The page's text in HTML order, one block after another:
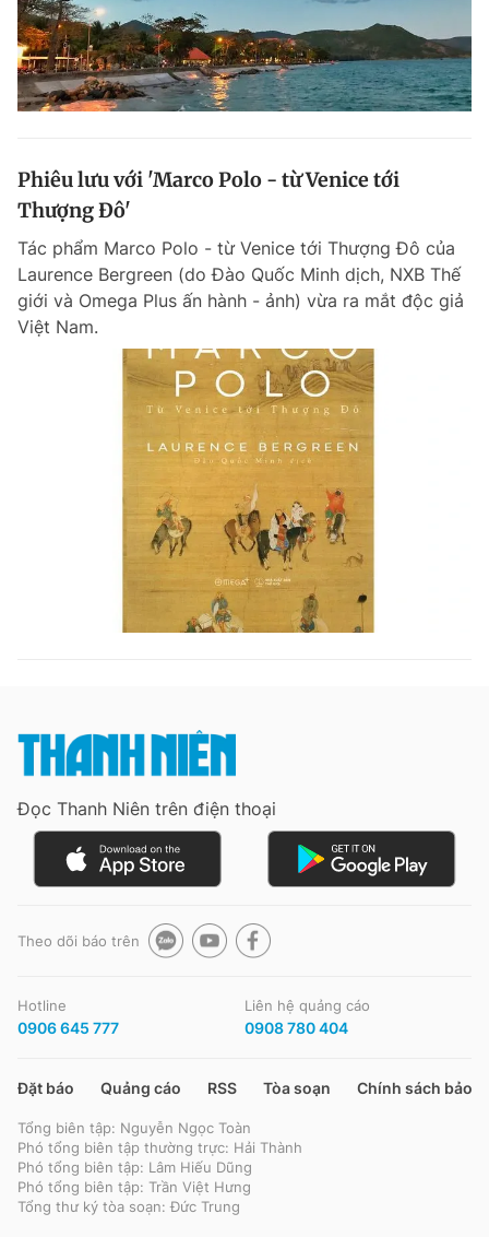
Sản phẩm khác
Tiện ích Bạn cần biết
Thông tin tòa soạn Liên hệ quảng cáo
Đọc Thanh Niên trên điện thoại
Liên hệ quảng cáo
0908 780 404
RSS Tòa soạn
Tổng thư ký tòa soạn: Đức Trung
Giấy phép xuất bản số 110/GP - BTTTT cấp ngày 24.3.2020
dưới mọi hình thức nếu không có sự chấp thuận bằng văn bản.
Phát triển bởi ePi Technologies, JSC.
Phiêu lưu với 'Marco Polo - từ Venice tới
Thượng Đô'
Tác phẩm Marco Polo - từ Venice tới Thượng Đô của
Laurence Bergreen (do Đào Quốc Minh dịch, NXB Thế
giới và Omega Plus ấn hành - ảnh) vừa ra mắt độc giả
Việt Nam.
Đọc Thanh Niên trên điện thoại
Theo dõi báo trên
Hotline
0906 645 777
Liên hệ quảng cáo
0908 780 404
Đặt báo Quảng cáo RSS Tòa soạn Chính sách bảo
Tổng biên tập: Nguyễn Ngọc Toàn
Phó tổng biên tập thường trực: Hải Thành
Phó tổng biên tập: Lâm Hiếu Dũng
Phó tổng biên tập: Trần Việt Hưng
Tổng thư ký tòa soạn: Đức Trung